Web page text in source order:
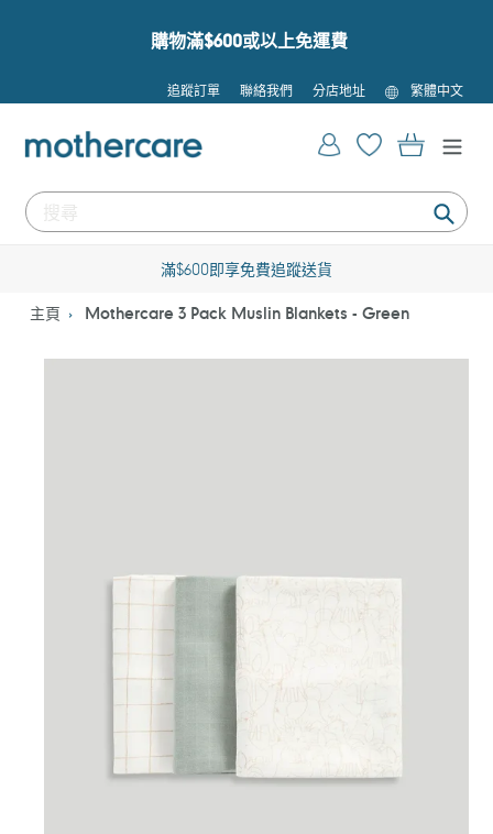
購物滿$600或以上免運費
追蹤訂單 聯絡我們 分店地址
語
言
繁體中文
提
登入 購物車
滿$600即享免費追蹤送貨
主頁 Mothercare 3 Pack Muslin Blankets - Green